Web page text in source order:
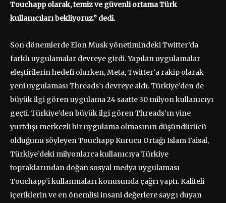
Touchapp olarak, temiz ve güvenli ortama Türk
kullanıcıları bekliyoruz.” dedi.
Son dönemlerde Elon Musk yönetimindeki Twitter’da
farklı uygulamalar devreye girdi. Yapılan uygulamalar
eleştirilerin hedefi olurken, Meta, Twitter’a rakip olarak
yeni uygulaması Threads’ı devreye aldı. Türkiye’den de
büyük ilgi gören uygulama 24 saatte 30 milyon kullanıcıyı
geçti. Türkiye’den büyük ilgi gören Threads’ın yine
yurtdışı merkezli bir uygulama olmasının düşündürücü
olduğunu söyleyen Touchapp Kurucu Ortağı Islam Faisal,
Türkiye’deki milyonlarca kullanıcıya Türkiye
topraklarından doğan sosyal medya uygulaması
Touchapp’i kullanmaları konusunda çağrı yaptı. Kaliteli
içeriklerin ve en önemlisi insani değerlere saygı duyan